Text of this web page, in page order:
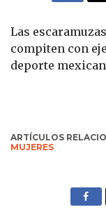
Las
compiten con
deporte
ARTÍCULOS
MUJERES